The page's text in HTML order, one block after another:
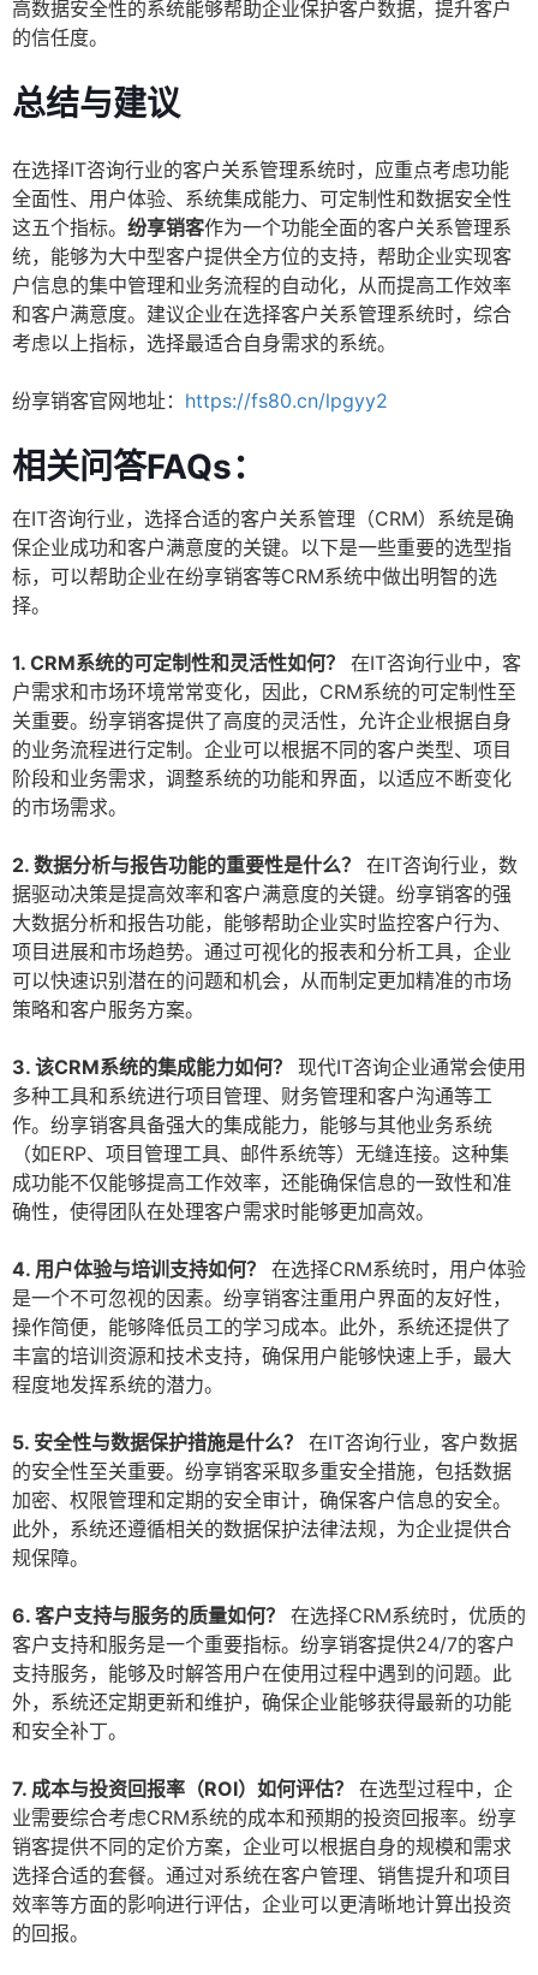
高数据安全性的系统能够帮助企业保护客户数据，提升客户
的信任度。
总结与建议
在选择IT咨询行业的客户关系管理系统时，应重点考虑功能
全面性、用户体验、系统集成能力、可定制性和数据安全性
这五个指标。 纷享销客作为一个功能全面的客户关系管理系
统，能够为大中型客户提供全方位的支持，帮助企业实现客
户信息的集中管理和业务流程的自动化，从而提高工作效率
和客户满意度。建议企业在选择客户关系管理系统时，综合
考虑以上指标，选择最适合自身需求的系统。
纷享销客官网地址： https://fs80.cn/lpgyy2
相关问答FAQs：
在IT咨询行业，选择合适的客户关系管理（CRM）系统是确
保企业成功和客户满意度的关键。以下是一些重要的选型指
标，可以帮助企业在纷享销客等CRM系统中做出明智的选
择。
1. CRM系统的可定制性和灵活性如何？
在IT咨询行业中，客
户需求和市场环境常常变化，因此，CRM系统的可定制性至
关重要。纷享销客提供了高度的灵活性，允许企业根据自身
的业务流程进行定制。企业可以根据不同的客户类型、项目
阶段和业务需求，调整系统的功能和界面，以适应不断变化
的市场需求。
2. 数据分析与报告功能的重要性是什么？
在IT咨询行业，数
据驱动决策是提高效率和客户满意度的关键。纷享销客的强
大数据分析和报告功能，能够帮助企业实时监控客户行为、
项目进展和市场趋势。通过可视化的报表和分析工具，企业
可以快速识别潜在的问题和机会，从而制定更加精准的市场
策略和客户服务方案。
3. 该CRM系统的集成能力如何？
现代IT咨询企业通常会使用
多种工具和系统进行项目管理、财务管理和客户沟通等工
作。纷享销客具备强大的集成能力，能够与其他业务系统
（如ERP、项目管理工具、邮件系统等）无缝连接。这种集
成功能不仅能够提高工作效率，还能确保信息的一致性和准
确性，使得团队在处理客户需求时能够更加高效。
4. 用户体验与培训支持如何？
在选择CRM系统时，用户体验
是一个不可忽视的因素。纷享销客注重用户界面的友好性，
操作简便，能够降低员工的学习成本。此外，系统还提供了
丰富的培训资源和技术支持，确保用户能够快速上手，最大
程度地发挥系统的潜力。
5. 安全性与数据保护措施是什么？
在IT咨询行业，客户数据
的安全性至关重要。纷享销客采取多重安全措施，包括数据
加密、权限管理和定期的安全审计，确保客户信息的安全。
此外，系统还遵循相关的数据保护法律法规，为企业提供合
规保障。
6. 客户支持与服务的质量如何？
在选择CRM系统时，优质的
客户支持和服务是一个重要指标。纷享销客提供24/7的客户
支持服务，能够及时解答用户在使用过程中遇到的问题。此
外，系统还定期更新和维护，确保企业能够获得最新的功能
和安全补丁。
7. 成本与投资回报率（ROI）如何评估？
在选型过程中，企
业需要综合考虑CRM系统的成本和预期的投资回报率。纷享
销客提供不同的定价方案，企业可以根据自身的规模和需求
选择合适的套餐。通过对系统在客户管理、销售提升和项目
效率等方面的影响进行评估，企业可以更清晰地计算出投资
的回报。